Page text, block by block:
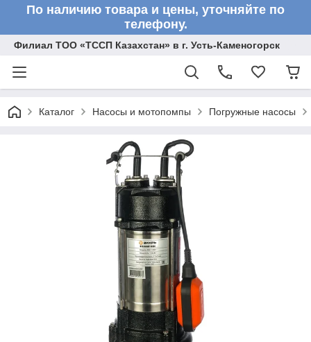
По наличию товара и цены, уточняйте по
телефону.
Филиал ТОО «ТССП Казахстан» в г. Усть-Каменогорск
Каталог Насосы и мотопомпы Погружные насосы